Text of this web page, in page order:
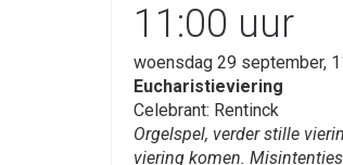
11:00 uur
woensdag 29 september,
Eucharistieviering
Celebrant: Rentinck
Orgelspel, verder stille
viering komen.